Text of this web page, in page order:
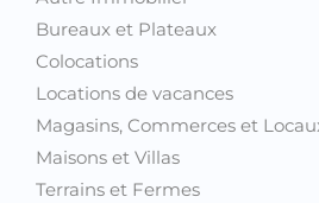
Bureaux et Plateaux
Colocations
Locations de vacances
Magasins, Commerces et
Maisons et Villas
Terrains et Fermes